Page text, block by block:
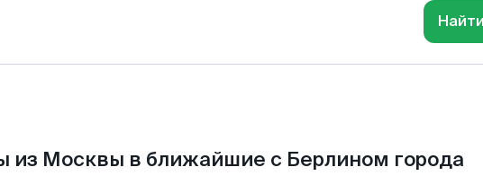
из Москвы в ближайшие с Берлином города